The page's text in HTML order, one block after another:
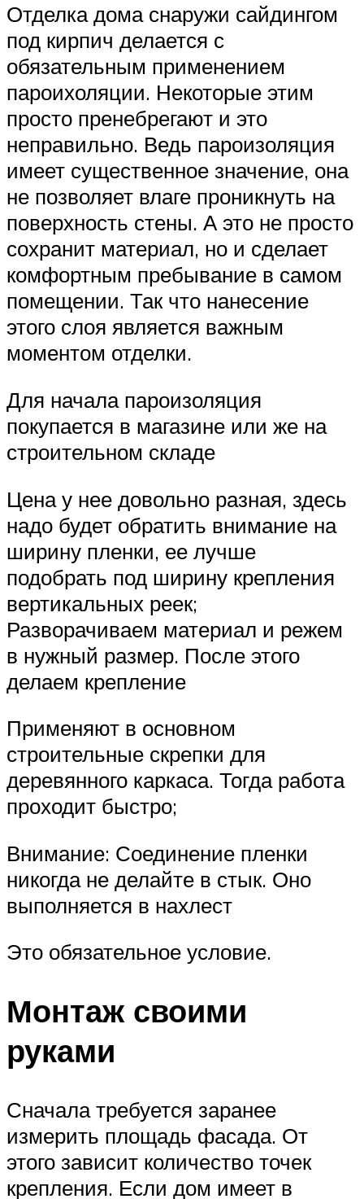
Отделка дома снаружи сайдингом
под кирпич делается с
обязательным применением
пароихоляции. Некоторые этим
просто пренебрегают и это
неправильно. Ведь пароизоляция
имеет существенное значение, она
не позволяет влаге проникнуть на
поверхность стены. А это не просто
сохранит материал, но и сделает
комфортным пребывание в самом
помещении. Так что нанесение
этого слоя является важным
моментом отделки.
Для начала пароизоляция
покупается в магазине или же на
строительном складе
Цена у нее довольно разная, здесь
надо будет обратить внимание на
ширину пленки, ее лучше
подобрать под ширину крепления
вертикальных реек;
Разворачиваем материал и режем
в нужный размер. После этого
делаем крепление
Применяют в основном
строительные скрепки для
деревянного каркаса. Тогда работа
проходит быстро;
Внимание: Соединение пленки
никогда не делайте в стык. Оно
выполняется в нахлест
Это обязательное условие.
Монтаж своими
руками
Сначала требуется заранее
измерить площадь фасада. От
этого зависит количество точек
крепления. Если дом имеет в